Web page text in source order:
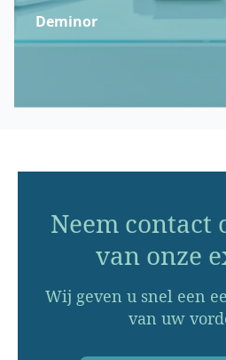
Deminor
Neem contact
van onze
Wij geven u snel een
van uw